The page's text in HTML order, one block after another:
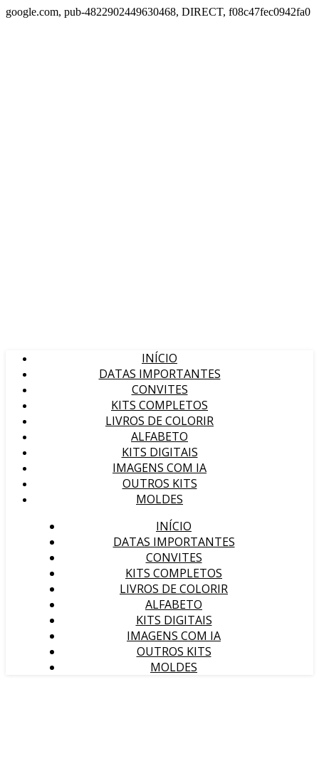
google.com, pub-4822902449630468, DIRECT, f08c47fec0942fa0
INÍCIO
DATAS IMPORTANTES
CONVITES
KITS COMPLETOS
LIVROS DE COLORIR
ALFABETO
KITS DIGITAIS
IMAGENS COM IA
OUTROS KITS
MOLDES
INÍCIO
DATAS IMPORTANTES
CONVITES
KITS COMPLETOS
LIVROS DE COLORIR
ALFABETO
KITS DIGITAIS
IMAGENS COM IA
OUTROS KITS
MOLDES